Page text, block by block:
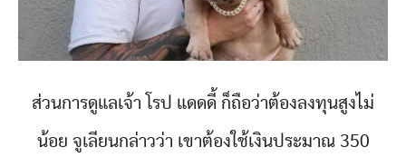
ส่วนการดูแลเจ้า โรป แดดดี้ ก็ถือว่าต้องลงทุนสูงไม่
น้อย จูเลียนกล่าวว่า เขาต้องใช้เงินประมาณ 350